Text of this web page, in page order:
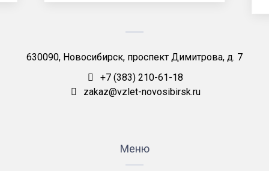
630090, Новосибирск, проспект Димитрова, д. 7
+7 (383) 210-61-18
zakaz@vzlet-novosibirsk.ru
Меню